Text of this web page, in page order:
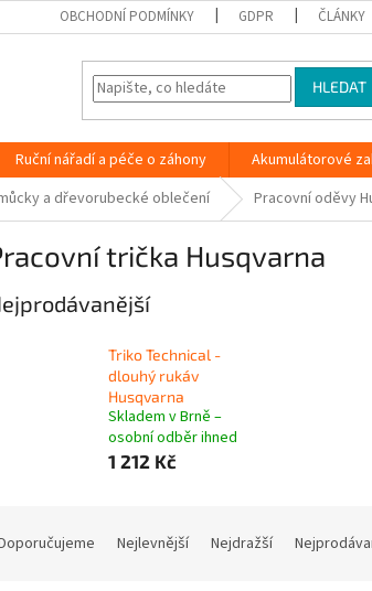
OBCHODNÍ PODMÍNKY GDPR ČLÁNKY
HLEDAT
Ruční nářadí a péče o záhony Akumulátorové
a dřevorubecké oblečení Pracovní oděvy
trička Husqvarna
Triko Technical -
dlouhý rukáv
Husqvarna
Skladem v Brně –
osobní odběr ihned
1 212 Kč
Nejlevnější Nejdražší